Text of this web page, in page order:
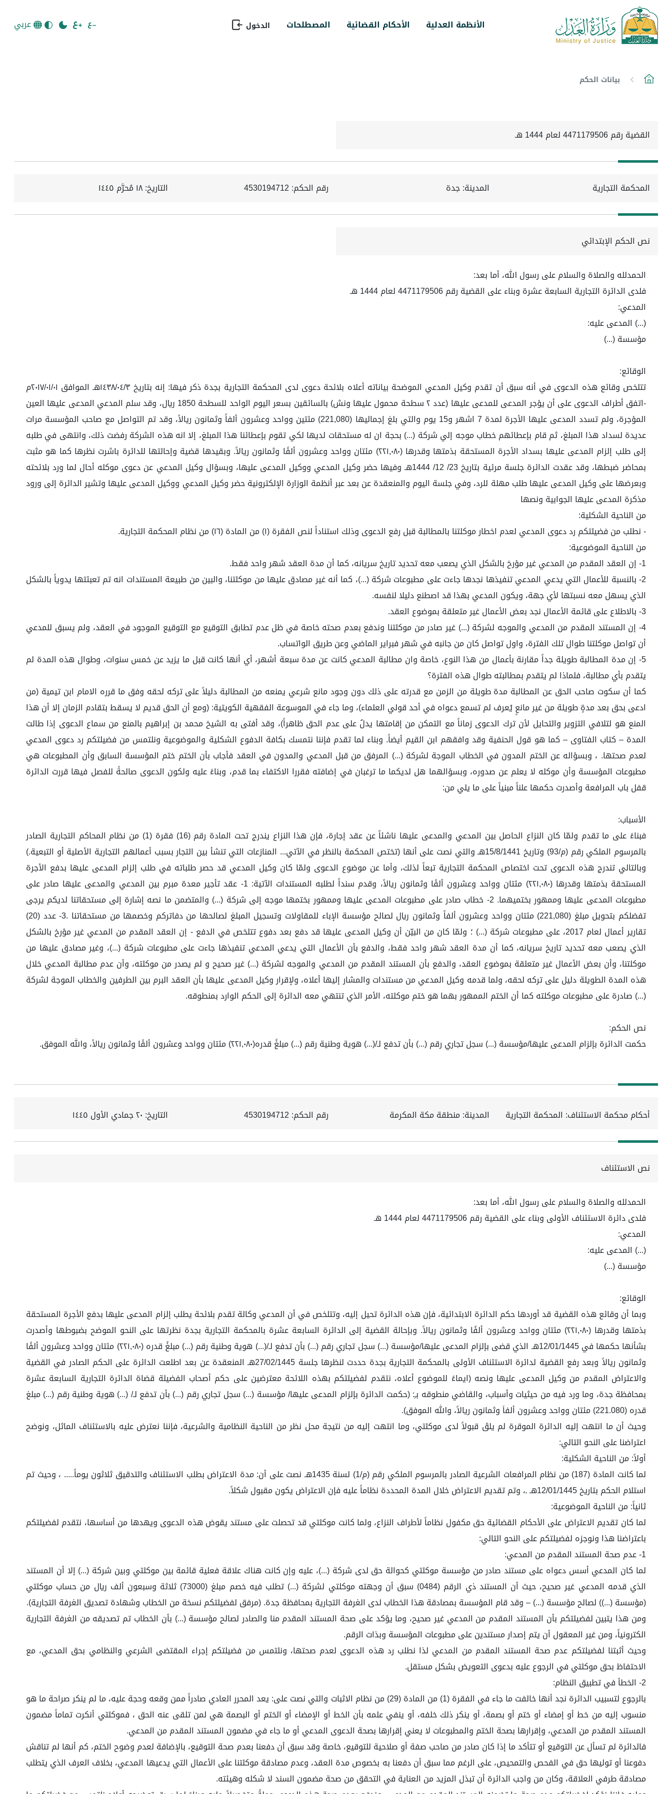
الأنظمة العدلية الأحكام القضائية المصطلحات الدخول عربي
بيانات الحكم
القضية رقم 4471179506 لعام 1444 هـ
المحكمة التجارية المدينة: جدة رقم الحكم: 4530194712 التاريخ:١٨ مُحرَّم ١٤٤٥
نص الحكم الإبتدائي
الحمدلله والصلاة والسلام على رسول الله، أما بعد:
فلدى الدائرة التجارية السابعة عشرة وبناء على القضية رقم 4471179506 لعام 1444 هـ
المدعي:
(...) المدعى عليه:
مؤسسة (...)
الوقائع:
تتلخص وقائع هذه الدعوى في أنه سبق أن تقدم وكيل المدعي الموضحة بياناته أعلاه بلائحة دعوى لدى المحكمة التجارية بجدة ذكر فيها: إنه بتاريخ ١٤٣٨/٠٤/٣هـ الموافق ٢٠١٧/٠١/٠١م
-اتفق أطراف الدعوى على أن يؤجر المدعى للمدعى عليها (عدد ٢ سطحة محمول عليها ونش) بالسائقين بسعر اليوم الواحد للسطحة 1850 ريال، وقد سلم المدعي المدعى عليها العين
المؤجرة، ولم تسدد المدعى عليها الأجرة لمدة 7 اشهر و15 يوم والتي بلغ إجماليها (221,080) مئتين وواحد وعشرون ألفاً وثمانون ريالاً، وقد تم التواصل مع صاحب المؤسسة مرات
عديدة لسداد هذا المبلغ، ثم قام بإعطائهم خطاب موجه إلي شركة (...) بحجة ان له مستحقات لديها لكي تقوم بإعطائنا هذا المبلغ، إلا انه هذه الشركة رفضت ذلك، وانتهى في طلبه
إلى طلب إلزام المدعى عليها بسداد الأجرة المستحقة بذمتها وقدرها (٢٢١,٠٨٠) مئتان وواحد وعشرون ألفًا وثمانون ريالاً. وبقيدها قضية وإحالتها للدائرة باشرت نظرها كما هو مثبت
بمحاضر ضبطها، وقد عقدت الدائرة جلسة مرئية بتاريخ 23/ 12/ 1444هـ وفيها حضر وكيل المدعي ووكيل المدعى عليها، وبسؤال وكيل المدعي عن دعوى موكله أحال لما ورد بلائحته
وبعرضها على وكيل المدعى عليها طلب مهلة للرد، وفي جلسة اليوم والمنعقدة عن بعد عبر أنظمة الوزارة الإلكترونية حضر وكيل المدعي ووكيل المدعى عليها وتشير الدائرة إلى ورود
مذكرة المدعى عليها الجوابية ونصها
من الناحية الشكلية:
- نطلب من فضيلتكم رد دعوى المدعي لعدم اخطار موكلتنا بالمطالبة قبل رفع الدعوى وذلك استناداً لنص الفقرة (١) من المادة (١٦) من نظام المحكمة التجارية.
من الناحية الموضوعية:
1- إن العقد المقدم من المدعي غير مؤرخ بالشكل الذي يصعب معه تحديد تاريخ سريانه، كما أن مدة العقد شهر واحد فقط.
2- بالنسبة للأعمال التي يدعي المدعي تنفيذها نجدها جاءت على مطبوعات شركة (...)، كما أنه غير مصادق عليها من موكلتنا، والبين من طبيعة المستندات انه تم تعبئتها يدوياً بالشكل
الذي يسهل معه نسبتها لأي جهة، ويكون المدعي بهذا قد اصطنع دليلا لنفسه.
3- بالاطلاع على قائمة الأعمال نجد بعض الأعمال غير متعلقة بموضوع العقد.
4- إن المستند المقدم من المدعي والموجه لشركة (...) غير صادر من موكلتنا وندفع بعدم صحته خاصة في ظل عدم تطابق التوقيع مع التوقيع الموجود في العقد، ولم يسبق للمدعي
أن تواصل موكلتنا طوال تلك الفترة، واول تواصل كان من جانبه في شهر فبراير الماضي وعن طريق الواتساب.
5- إن مدة المطالبة طويلة جداً مقارنة بأعمال من هذا النوع، خاصة وان مطالبة المدعي كانت عن مدة سبعة أشهر، أي أنها كانت قبل ما يزيد عن خمس سنوات، وطوال هذه المدة لم
يتقدم بأي مطالبة، فلماذا لم يتقدم بمطالبته طوال هذه الفترة؟
كما أن سكوت صاحب الحق عن المطالبة مدة طويلة من الزمن مع قدرته على ذلك دون وجود مانع شرعي يمنعه من المطالبة دليلاً على تركه لحقه وفق ما قرره الامام ابن تيمية (من
ادعى بحق بعد مدةٍ طويلة من غير مانعٍ يُعرف لم تسمع دعواه في أحد قولي العلماء)، وما جاء في الموسوعة الفقهية الكويتية: (ومع أن الحق قديم لا يسقط بتقادم الزمان إلا أن هذا
المنع هو لتلافي التزوير والتحايل لأن ترك الدعوى زماناً مع التمكن من إقامتها يدلُ على عدم الحق ظاهراً)، وقد أفتى به الشيخ محمد بن إبراهيم بالمنع من سماع الدعوى إذا طالت
المدة – كتاب الفتاوى – كما هو قول الحنفية وقد وافقهم ابن القيم أيضاً. وبناء لما تقدم فإننا نتمسك بكافة الدفوع الشكلية والموضوعية ونلتمس من فضيلتكم رد دعوى المدعي
لعدم صحتها. ، وبسؤاله عن الختم المدون في الخطاب الموجة لشركة (...) المرفق من قبل المدعي والمدون في العقد فأجاب بأن الختم ختم المؤسسة السابق وأن المطبوعات هي
مطبوعات المؤسسة وأن موكله لا يعلم عن صدوره، وبسؤالهما هل لديكما ما ترغبان في إضافته فقررا الاكتفاء بما قدم، وبناءً عليه ولكون الدعوى صالحةً للفصل فيها قررت الدائرة
قفل باب المرافعة وأصدرت حكمها علناً مبنياً على ما يلي من:
الأسباب:
فبناءً على ما تقدم ولمّا كان النزاع الحاصل بين المدعي والمدعى عليها ناشئاً عن عقد إجارة، فإن هذا النزاع يندرج تحت المادة رقم (16) فقرة (1) من نظام المحاكم التجارية الصادر
بالمرسوم الملكي رقم (م/93) وتاريخ 15/8/1441هـ والتي نصت على أنها (تختص المحكمة بالنظر في الآتي... المنازعات التي تنشأ بين التجار بسبب أعمالهم التجارية الأصلية أو التبعية.)
وبالتالي تندرج هذه الدعوى تحت اختصاص المحكمة التجارية تبعاً لذلك، وأما عن موضوع الدعوى ولمّا كان وكيل المدعي قد حصر طلباته في طلب إلزام المدعى عليها بدفع الأجرة
المستحقة بذمتها وقدرها (٢٢١,٠٨٠) مئتان وواحد وعشرون ألفًا وثمانون ريالاً، وقدم سنداً لطلبه المستندات الآتية: 1- عقد تأجير معدة مبرم بين المدعي والمدعى عليها صادر على
مطبوعات المدعى عليها وممهور بختميهما. 2- خطاب صادر على مطبوعات المدعى عليها وممهور بختمها موجه إلى شركة (...) والمتضمن ما نصه إشارة إلى مستحقاتنا لديكم يرجى
تفضلكم بتحويل مبلغ (221,080) مئتان وواحد وعشرون ألفاً وثمانون ريال لصالح مؤسسة الإباء للمقاولات وتسجيل المبلغ لصالحها من دفاتركم وخصمها من مستحقاتنا .3- عدد (20)
تقارير أعمال لعام 2017، على مطبوعات شركة (...) ؛ ولمّا كان من البيّن أن وكيل المدعى عليها قد دفع بعد دفوع تتلخص في الدفع - إن العقد المقدم من المدعي غير مؤرخ بالشكل
الذي يصعب معه تحديد تاريخ سريانه، كما أن مدة العقد شهر واحد فقط، والدفع بأن الأعمال التي يدعي المدعي تنفيذها جاءت على مطبوعات شركة (...)، وغير مصادق عليها من
موكلتنا، وأن بعض الأعمال غير متعلقة بموضوع العقد، والدفع بأن المستند المقدم من المدعي والموجه لشركة (...) غير صحيح و لم يصدر من موكلته، وأن عدم مطالبة المدعي خلال
هذه المدة الطويلة دليل على تركه لحقه، ولما قدمه وكيل المدعي من مستندات والمشار إليها أعلاه، ولإقرار وكيل المدعى عليها بأن العقد البرم بين الطرفين والخطاب الموجة لشركة
(...) صادرة على مطبوعات موكلته كما أن الختم الممهور بهما هو ختم موكلته، الأمر الذي تنتهي معه الدائرة إلى الحكم الوارد بمنطوقه.
نص الحكم:
حكمت الدائرة بإلزام المدعى عليها/مؤسسة (...) سجل تجاري رقم (...) بأن تدفع لـ/(...) هوية وطنية رقم (...) مبلغً قدره(٢٢١,٠٨٠) مئتان وواحد وعشرون ألفًا وثمانون ريالاً، والله الموفق.
أحكام محكمة الاستئناف: المحكمة التجارية المدينة: منطقة مكة المكرمة رقم الحكم: 4530194712 التاريخ: ٢٠ جمادي الأول ١٤٤٥
نص الاستئناف
الحمدلله والصلاة والسلام على رسول الله، أما بعد:
فلدى دائرة الاستئناف الأولى وبناء على القضية رقم 4471179506 لعام 1444 هـ
المدعي:
(...) المدعى عليه:
مؤسسة (...)
الوقائع:
وبما أن وقائع هذه القضية قد أوردها حكم الدائرة الابتدائية، فإن هذه الدائرة تحيل إليه، وتتلخص في أن المدعي وكالة تقدم بلائحة يطلب إلزام المدعى عليها بدفع الأجرة المستحقة
بذمتها وقدرها (٢٢١,٠٨٠) مئتان وواحد وعشرون ألفًا وثمانون ريالاً. وبإحالة القضية إلى الدائرة السابعة عشرة بالمحكمة التجارية بجدة نظرتها على النحو الموضح بضبوطها وأصدرت
بشأنها حكمها في 12/01/1445هـ الذي قضى بإلزام المدعى عليها/مؤسسة (...) سجل تجاري رقم (...) بأن تدفع لـ/(...) هوية وطنية رقم (...) مبلغً قدره (٢٢١,٠٨٠) مئتان وواحد وعشرون ألفًا
وثمانون ريالاً وبعد رفع القضية لدائرة الاستئناف الأولى بالمحكمة التجارية بجدة حددت لنظرها جلسة 27/02/1445هـ المنعقدة عن بعد اطلعت الدائرة على الحكم الصادر في القضية
والاعتراض المقدم من وكيل المدعى عليها ونصه (ايماءً للموضوع أعلاه، نتقدم لفضيلتكم بهذه اللائحة معترضين على حكم أصحاب الفضيلة قضاة الدائرة التجارية السابعة عشرة
بمحافظة جدة، وما ورد فيه من حيثيات وأسباب، والقاضي منطوقه بـِ: (حكمت الدائرة بإلزام المدعى عليها/ مؤسسة (...) سجل تجاري رقم (...) بأن تدفع لـ/ (...) هوية وطنية رقم (...) مبلغ
قدره (221.080) مئتان وواحد وعشرون ألفاَ وثمانون ريالاً، والله الموفق).
وحيث أن ما انتهت إليه الدائرة الموقرة لم يلقَ قبولاً لدى موكلتي، وما انتهت إليه من نتيجة محل نظر من الناحية النظامية والشرعية، فإننا نعترض عليه بالاستئناف الماثل، ونوضح
اعتراضنا على النحو التالي:
أولاً: من الناحية الشكلية:
لما كانت المادة (187) من نظام المرافعات الشرعية الصادر بالمرسوم الملكي رقم (م/1) لسنة 1435هـ نصت على أن: مدة الاعتراض بطلب الاستئناف والتدقيق ثلاثون يوماً..... ، وحيث تم
استلام الحكم بتاريخ 12/01/1445هـ ـ، وتم تقديم الاعتراض خلال المدة المحددة نظاماً عليه فإن الاعتراض يكون مقبول شكلاً.
ثانياً: من الناحية الموضوعية:
لما كان تقديم الاعتراض على الأحكام القضائية حق مكفول نظاماً لأطراف النزاع، ولما كانت موكلتي قد تحصلت على مستند يقوض هذه الدعوى ويهدها من أساسها، نتقدم لفضيلتكم
باعتراضنا هذا ونوجزه لفضيلتكم على النحو التالي:
1- عدم صحة المستند المقدم من المدعي:
لما كان المدعي أسس دعواه على مستند صادر من مؤسسة موكلتي كحوالة حق لدى شركة (...)، عليه وإن كانت هناك علاقة فعلية قائمة بين موكلتي وبين شركة (...) إلا أن المستند
الذي قدمه المدعي غير صحيح، حيث أن المستند ذي الرقم (0484) سبق أن وجهته موكلتي لشركة (...) تطلب فيه خصم مبلغ (73000) ثلاثة وسبعون ألف ريال من حساب موكلتي
(مؤسسة (...)) لصالح مؤسسة (...) – وقد قام المؤسسة بمصادقة هذا الخطاب لدى الغرفة التجارية بمحافظة جدة. (مرفق لفضيلتكم نسخة من الخطاب وشهادة تصديق الغرفة التجارية).
ومن هذا يتبين لفضيلتكم بأن المستند المقدم من المدعي غير صحيح، وما يؤكد على صحة المستند المقدم منا والصادر لصالح مؤسسة (...) بأن الخطاب تم تصديقه من الغرفة التجارية
الكترونياً، ومن غير المعقول أن يتم إصدار مستندين على مطبوعات المؤسسة وبذات الرقم.
وحيث أثبتنا لفضيلتكم عدم صحة المستند المقدم من المدعي لذا نطلب رد هذه الدعوى لعدم صحتها، ونلتمس من فضيلتكم إجراء المقتضى الشرعي والنظامي بحق المدعي، مع
الاحتفاظ بحق موكلتي في الرجوع عليه بدعوى التعويض بشكل مستقل.
2- الخطأ في تطبيق النظام:
بالرجوع لتسبيب الدائرة نجد أنها خالفت ما جاء في الفقرة (1) من المادة (29) من نظام الاثبات والتي نصت على: يعد المحرر العادي صادراً ممن وقعه وحجة عليه، ما لم ينكر صراحة ما هو
منسوب إليه من خط أو إمضاء أو ختم أو بصمة، أو ينكر ذلك خلفه، أو ينفي علمه بأن الخط أو الإمضاء أو الختم أو البصمة هي لمن تلقى عنه الحق ، فموكلتي أنكرت تماماً مضمون
المستند المقدم من المدعي، وإقرارها بصحة الختم والمطبوعات لا يعني إقرارها بصحة الدعوى المدعي أو ما جاء في مضمون المستند المقدم من المدعي.
فالدائرة لم تسأل عن التوقيع أو تتأكد ما إذا كان صادر من صاحب صفة أو صلاحية للتوقيع، خاصة وقد سبق أن دفعنا بعدم صحة التوقيع، بالإضافة لعدم وضوح الختم، كم أنها لم تناقش
دفوعنا أو توليها حق في الفحص والتمحيص، على الرغم مما سبق أن دفعنا به بخصوص مدة العقد، وعدم مصادقة موكلتنا على الأعمال التي يدعيها المدعي، بخلاف العرف الذي يتطلب
مصادقة طرفي العلاقة، وكان من واجب الدائرة أن تبذل المزيد من العناية في التحقق من صحة مضمون السند لا شكله وهيئته.